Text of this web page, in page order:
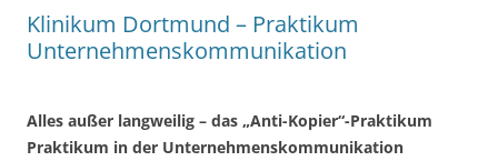
Klinikum Dortmund – Praktikum
Unternehmenskommunikation
Alles außer langweilig – das „Anti-Kopier“-Praktikum
Praktikum in der Unternehmenskommunikation